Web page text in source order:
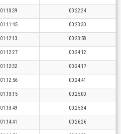
01:10:39 00:22:24
01:11:45 00:23:30
01:12:13 00:23:58
01:12:27 00:24:12
01:12:32 00:24:17
01:12:56 00:24:41
01:13:15 00:25:00
01:13:49 00:25:34
01:14:41 00:26:26